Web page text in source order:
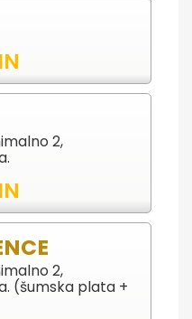
2,
2,
(šumska plata +